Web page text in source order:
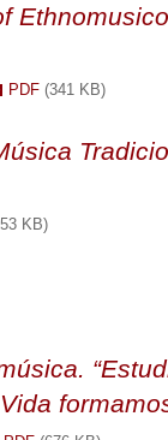
PDF(341 KB)
KB)